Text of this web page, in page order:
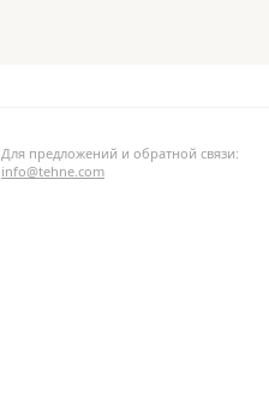
Для предложений и обратной связи:
info@tehne.com